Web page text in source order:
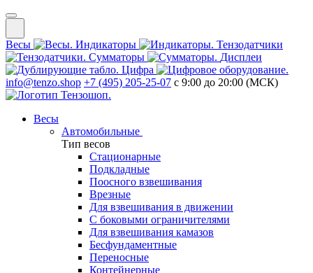
Весы Индикаторы
Тензодатчики
Сумматоры
Дисплеи
Цифра
info@tenzo.shop +7 (495) 205-25-07 с 9:00 до 20:00 (МСК)
Весы
Автомобильные
Тип весов
Стационарные
Подкладные
Поосного взвешивания
Врезные
Для взвешивания в движении
С боковыми ограничителями
Для взвешивания камазов
Бесфундаментные
Переносные
Контейнерные